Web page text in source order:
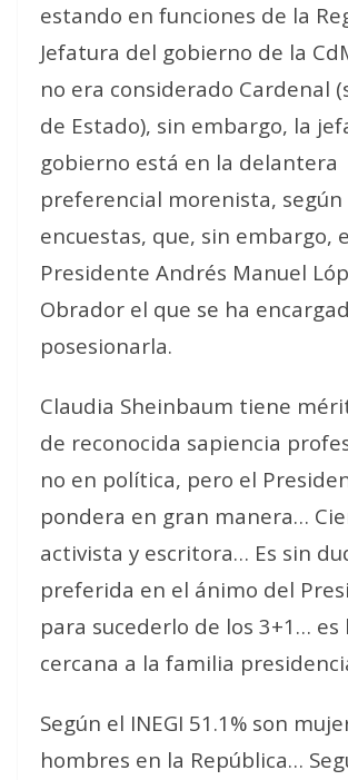
estando en funciones de la
Jefatura del gobierno de la
no era considerado Cardenal
de Estado), sin embargo, la
gobierno está en la delantera
preferencial morenista, según
encuestas, que, sin embargo,
Presidente Andrés Manuel
Obrador el que se ha
posesionarla.
Claudia Sheinbaum tiene
de reconocida sapiencia
no en política, pero el
pondera en gran manera…
activista y escritora… Es sin
preferida en el ánimo del
para sucederlo de los 3+1… es
cercana a la familia
Según el INEGI 51.1% son
hombres en la República…